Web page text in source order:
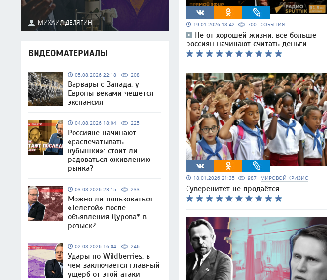
МИХАИЛ ДЕЛЯГИН
ВИДЕОМАТЕРИАЛЫ
05.08.2026 22:18 208
Варвары с Запада: у
Европы веками чешется
экспансия
04.08.2026 18:04 225
Россияне начинают
«распечатывать
кубышки»: стоит ли
радоваться оживлению
рынка?
03.08.2026 23:15 233
Можно ли пользоваться
«Телегой» после
объявления Дурова* в
розыск?
02.08.2026 16:04 246
Удары по Wildberries: в
чём заключается главный
ущерб от этой атаки
19.01.2026 18:42 700 СОБЫТИЯ
Не от хорошей жизни: всё больше
россиян начинают считать деньги
18.01.2026 21:35 987 МИРОВОЙ КРИЗИС
Суверенитет не продаётся